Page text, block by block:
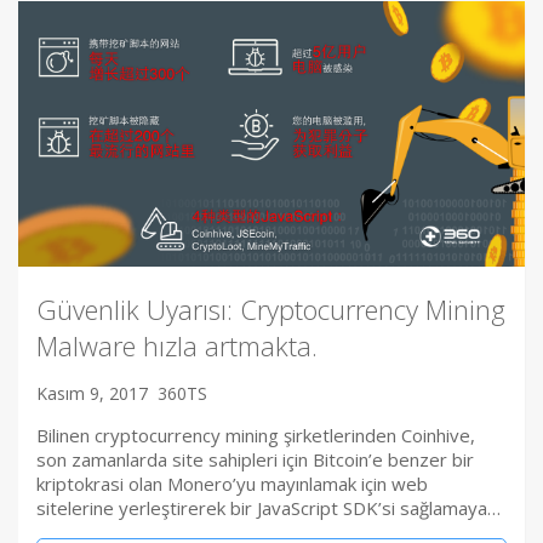
Güvenlik Uyarısı: Cryptocurrency Mining
Malware hızla artmakta.
Kasım 9, 2017 360TS
Bilinen cryptocurrency mining şirketlerinden Coinhive,
son zamanlarda site sahipleri için Bitcoin’e benzer bir
kriptokrasi olan Monero’yu mayınlamak için web
sitelerine yerleştirerek bir JavaScript SDK’si sağlamaya…